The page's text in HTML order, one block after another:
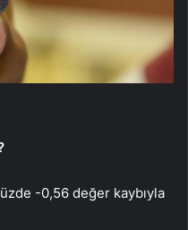
-0,56 değer kaybıyla